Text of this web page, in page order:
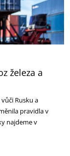
železa a
Rusku a
pravidla v
najdeme v